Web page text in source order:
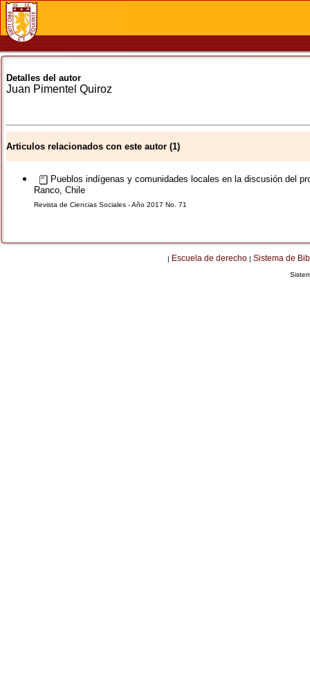
Detalles del autor
Juan Pimentel Quiroz
Articulos relacionados con este autor (1)
Pueblos indígenas y comunidades locales en la discusión del
Ranco, Chile
Revista de Ciencias Sociales - Año 2017 No. 71
| Escuela de derecho | Sistema de